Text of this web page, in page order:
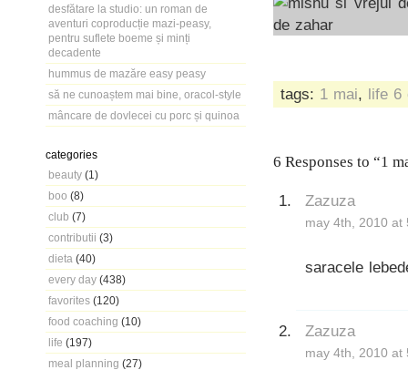
desfătare la studio: un roman de
aventuri coproducție mazi-peasy,
pentru suflete boeme și minți
decadente
hummus de mazăre easy peasy
să ne cunoaștem mai bine, oracol-style
mâncare de dovlecei cu porc și quinoa
categories
beauty (1)
boo (8)
club (7)
contributii (3)
dieta (40)
every day (438)
favorites (120)
food coaching (10)
life (197)
meal planning (27)
tags: 1 mai, life 6
6 Responses to “1
Zazuza
may 4th, 2010 at
saracele
Zazuza
may 4th, 2010 at